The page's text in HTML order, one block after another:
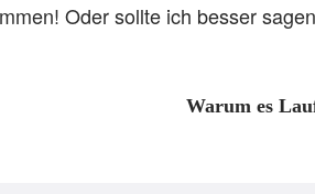
Oder sollte ich besser
Warum es